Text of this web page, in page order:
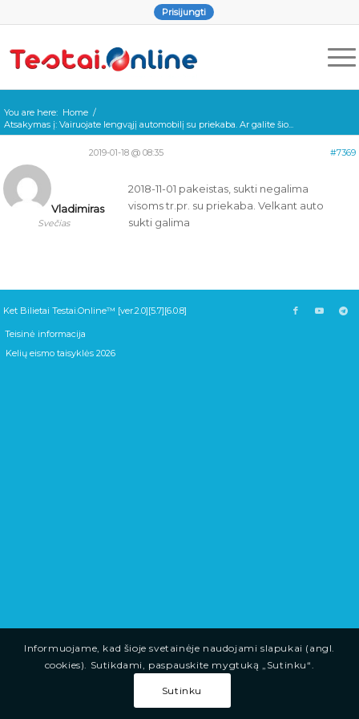
Prisijungti
You are here: Home /
Atsakymas į: Vairuojate lengvąjį automobilį su priekaba. Ar galite šio...
2019-01-18 @ 08:35 #7369
Vladimiras
Svečias
2018-11-01 pakeistas, sukti negalima
visoms tr.pr. su priekaba. Velkant auto
sukti galima
Ket Bilietai Testai.Online™ [ver.2.0][5.7][6.0.8]
Teisinė informacija
Kelių eismo taisyklės 2026
Informuojame, kad šioje svetainėje naudojami slapukai (angl.
cookies). Sutikdami, paspauskite mygtuką „Sutinku“.
Sutinku